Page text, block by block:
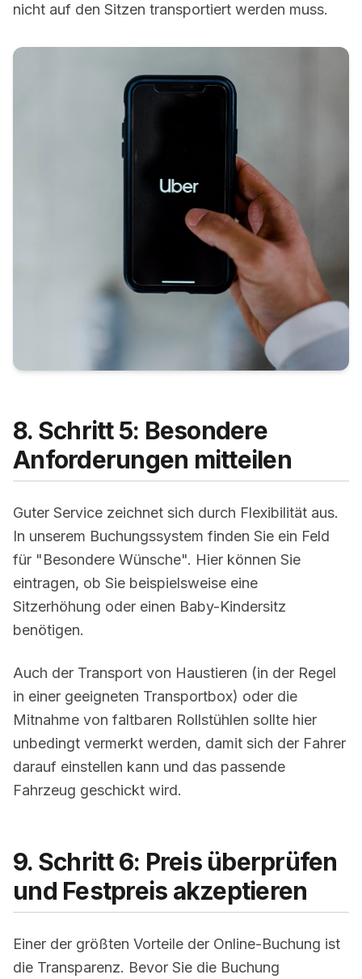
nicht auf den Sitzen transportiert werden muss.
8. Schritt 5: Besondere
Anforderungen mitteilen
Guter Service zeichnet sich durch Flexibilität aus.
In unserem Buchungssystem finden Sie ein Feld
für "Besondere Wünsche". Hier können Sie
eintragen, ob Sie beispielsweise eine
Sitzerhöhung oder einen Baby-Kindersitz
benötigen.
Auch der Transport von Haustieren (in der Regel
in einer geeigneten Transportbox) oder die
Mitnahme von faltbaren Rollstühlen sollte hier
unbedingt vermerkt werden, damit sich der Fahrer
darauf einstellen kann und das passende
Fahrzeug geschickt wird.
9. Schritt 6: Preis überprüfen
und Festpreis akzeptieren
Einer der größten Vorteile der Online-Buchung ist
die Transparenz. Bevor Sie die Buchung